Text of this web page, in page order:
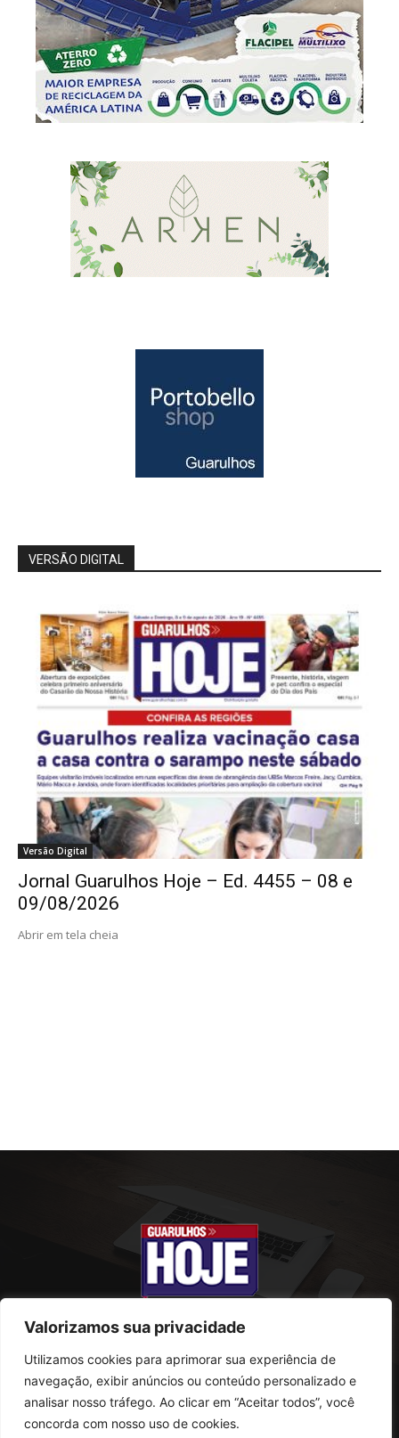
Valorizamos sua privacidade
Utilizamos cookies para aprimorar sua experiência de
navegação, exibir anúncios ou conteúdo personalizado e
analisar nosso tráfego. Ao clicar em “Aceitar todos”, você
concorda com nosso uso de cookies.
VERSÃO DIGITAL
Versão Digital
Jornal Guarulhos Hoje – Ed. 4455 – 08 e
09/08/2026
Abrir em tela cheia
SOBRE NÓS
Rua Conselheiro Antonio Prado, 121